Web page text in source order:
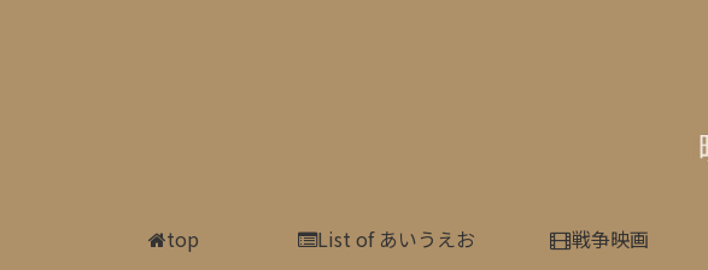
top List of あいうえお 戦争映画